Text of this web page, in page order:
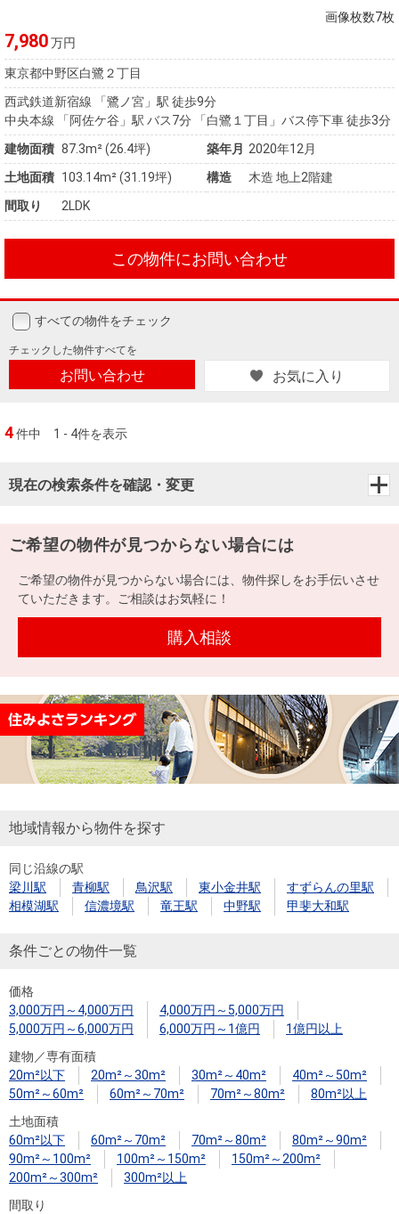
画像枚数7枚
7,980万円
東京都中野区白鷺２丁目
西武鉄道新宿線 「鷺ノ宮」駅 徒歩9分
中央本線 「阿佐ケ谷」駅 バス7分 「白鷺１丁目」バス停下車 徒歩3分
建物面積 87.3m² (26.4坪) 築年月 2020年12月
土地面積 103.14m² (31.19坪) 構造
木造 地上2階建
間取り
2LDK
この物件にお問い合わせ
すべての物件をチェック
チェックした物件すべてを
お問い合わせ お気に入り
4件中 1 - 4件を表示
現在の検索条件を確認・変更
ご希望の物件が見つからない場合には
ご希望の物件が見つからない場合には、物件探しをお手伝いさせ
ていただきます。ご相談はお気軽に！
購入相談
地域情報から物件を探す
同じ沿線の駅
梁川駅
青柳駅 鳥沢駅 東小金井駅
すずらんの里駅
相模湖駅
信濃境駅 竜王駅 中野駅 甲斐大和駅
条件ごとの物件一覧
価格
3,000万円～4,000万円
4,000万円～5,000万円
5,000万円～6,000万円
6,000万円～1億円
1億円以上
建物／専有面積
20m²以下
20m²～30m² 30m²～40m²
40m²～50m²
50m²～60m²
60m²～70m² 70m²～80m²
80m²以上
土地面積
60m²以下
60m²～70m² 70m²～80m²
80m²～90m²
90m²～100m²
100m²～150m²
150m²～200m²
200m²～300m²
300m²以上
間取り